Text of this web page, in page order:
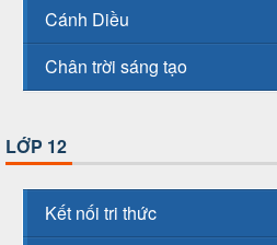
Cánh Diều
Chân trời sáng tạo
LỚP 12
Kết nối tri thức